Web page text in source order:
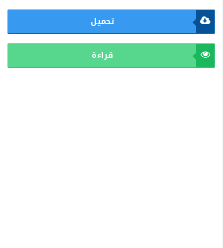
تحميل
قراءة